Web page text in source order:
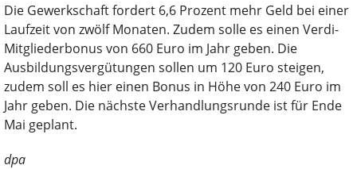
Die Gewerkschaft fordert 6,6 Prozent mehr Geld bei einer
Laufzeit von zwölf Monaten. Zudem solle es einen Verdi-
Mitgliederbonus von 660 Euro im Jahr geben. Die
Ausbildungsvergütungen sollen um 120 Euro steigen,
zudem soll es hier einen Bonus in Höhe von 240 Euro im
Jahr geben. Die nächste Verhandlungsrunde ist für Ende
Mai geplant.
dpa